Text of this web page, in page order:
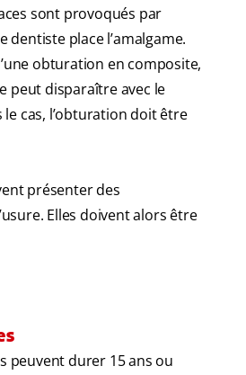
sont provoqués par
place l’amalgame.
obturation en composite,
peut disparaître avec le
le cas, l’obturation doit être
présenter des
Elles doivent alors être
peuvent durer 15 ans ou